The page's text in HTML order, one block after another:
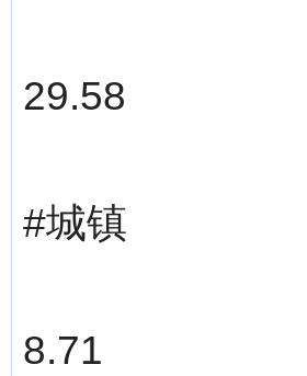
29.58
#城镇
8.71